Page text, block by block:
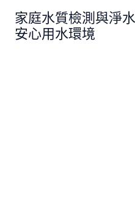
家庭水質檢測與淨
安心用水環境